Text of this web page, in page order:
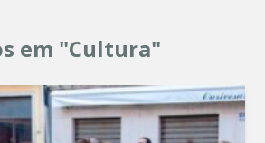
em "Cultura"